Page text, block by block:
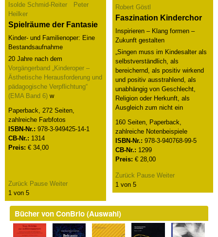
Isolde Schmid-Reiter
Peter
Heilker
Spielräume der Fantasie
Kinder- und Familienoper: Eine
Bestandsaufnahme
20 Jahre nach dem
Vorgängerband „Kinderoper –
Ästhetische Herausforderung und
pädagogische Verpflichtung“
(EMA Band 6)w
Paperback, 272 Seiten,
zahlreiche Farbfotos
ISBN-Nr.: 978-3-949425-14-1
CB-Nr.: 1314
Preis: € 34,00
Zurück Pause Weiter
1von 5
Robert Göstl
Faszination Kinderchor
Inspirieren – Klang formen –
Zukunft gestalten
„Singen muss im Kindesalter als
selbstverständlich, als
bereichernd, als positiv wirkend
und positiv ausstrahlend, als
unabhängig von Geschlecht,
Religion oder Herkunft, als
Ausgleich zum nicht ein
160 Seiten, Paperback,
zahlreiche Notenbeispiele
ISBN-Nr.: 978-3-940768-99-5
CB-Nr.: 1299
Preis: € 28,00
Zurück Pause Weiter
1 von 5
Bücher von ConBrio (Auswahl)